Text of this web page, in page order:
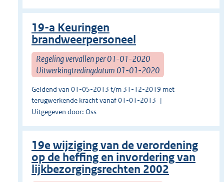
19-a Keuringen
brandweerpersoneel
Regeling vervallen per 01-01-2020
Uitwerkingtredingdatum 01-01-2020
Geldend van 01-05-2013 t/m 31-12-2019 met
terugwerkende kracht vanaf 01-01-2013
Uitgegeven door: Oss
19e wijziging van de verordening
op de heffing en invordering van
lijkbezorgingsrechten 2002